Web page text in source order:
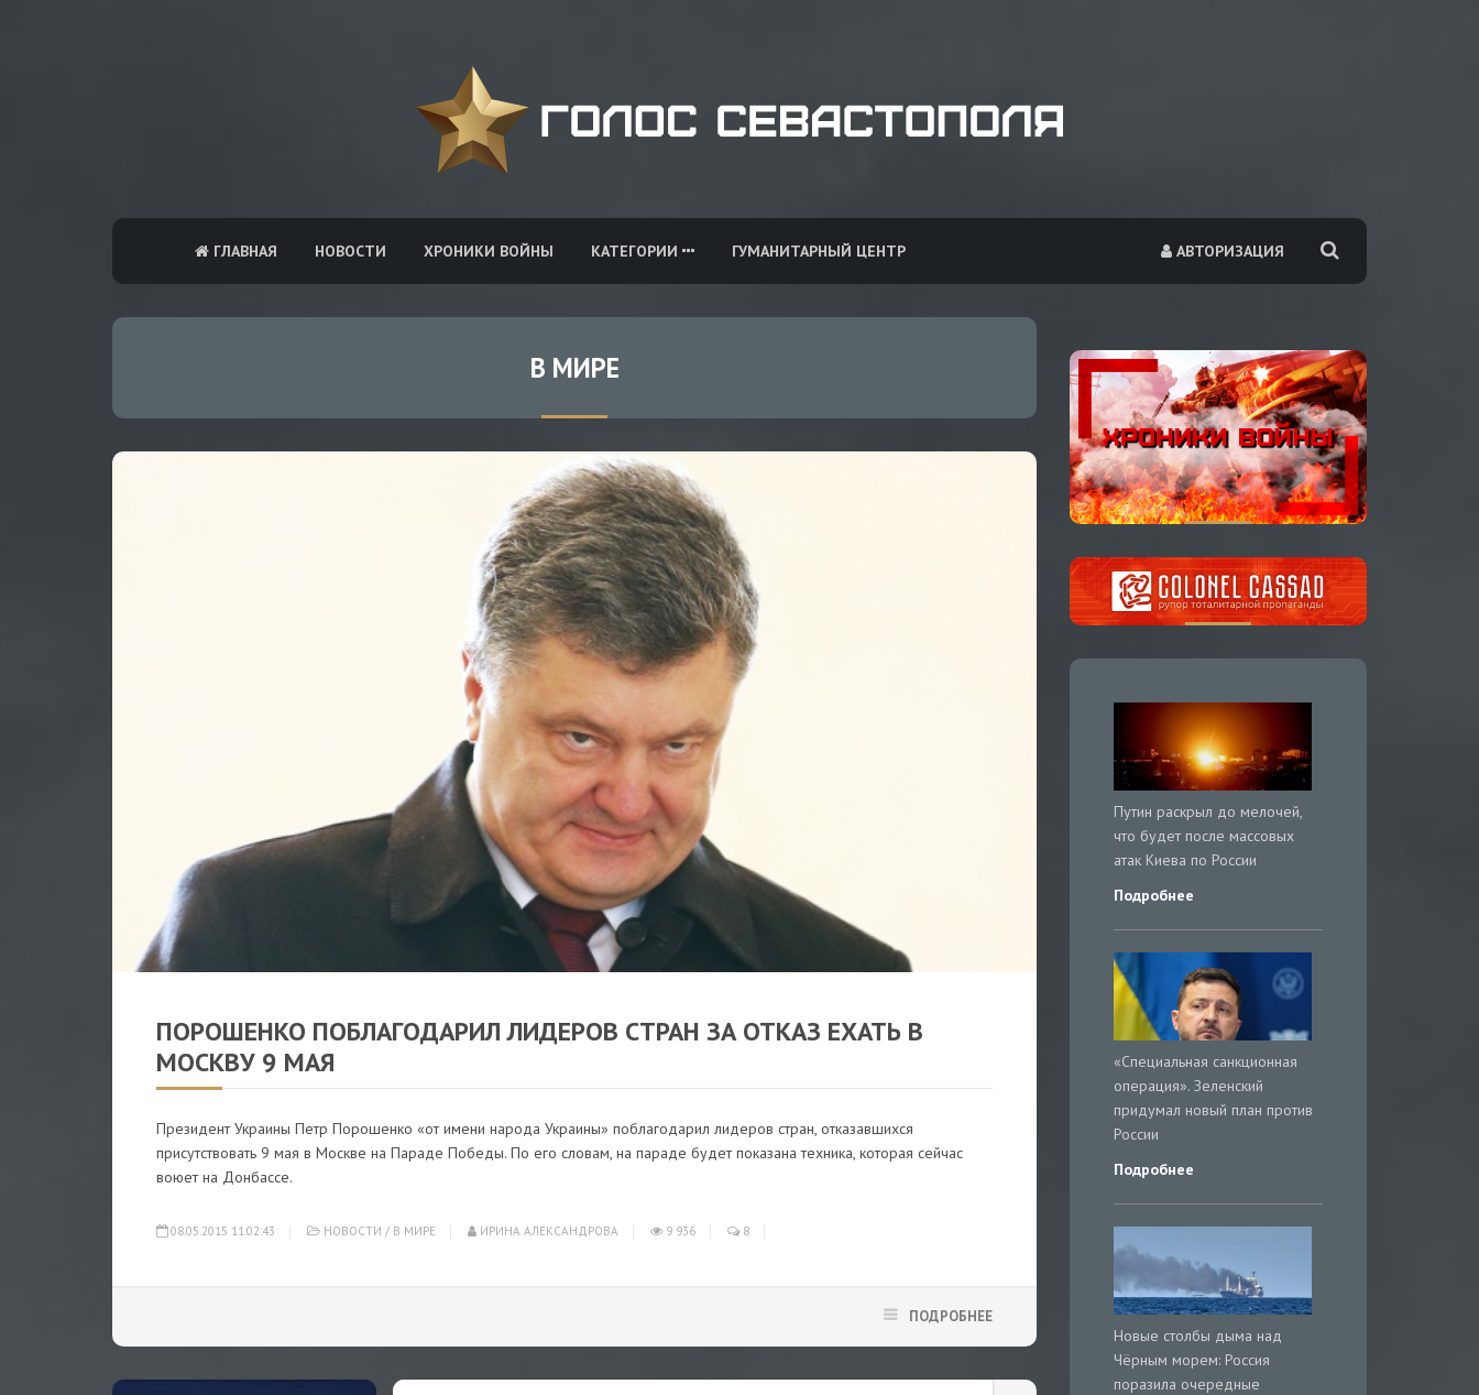
АВТОРИЗАЦИЯ
ГЛАВНАЯ НОВОСТИ ХРОНИКИ ВОЙНЫ КАТЕГОРИИ ГУМАНИТАРНЫЙ ЦЕНТР
В МИРЕ
ПОРОШЕНКО ПОБЛАГОДАРИЛ ЛИДЕРОВ СТРАН ЗА ОТКАЗ ЕХАТЬ В
МОСКВУ 9 МАЯ
Президент Украины Петр Порошенко «от имени народа Украины» поблагодарил лидеров стран, отказавшихся
присутствовать 9 мая в Москве на Параде Победы. По его словам, на параде будет показана техника, которая сейчас
воюет на Донбассе.
08.05.2015 11:02:43 НОВОСТИ / В МИРЕ ИРИНА АЛЕКСАНДРОВА 9 936 8
ПОДРОБНЕЕ
Путин раскрыл до мелочей,
что будет после массовых
атак Киева по России
Подробнее
«Специальная санкционная
операция». Зеленский
придумал новый план против
России
Подробнее
Новые столбы дыма над
Чёрным морем: Россия
поразила очередные